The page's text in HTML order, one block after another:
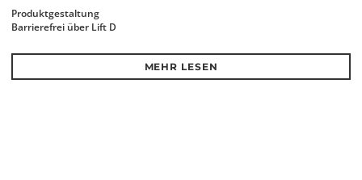
Produktgestaltung
Barrierefrei über Lift D
MEHR LESEN